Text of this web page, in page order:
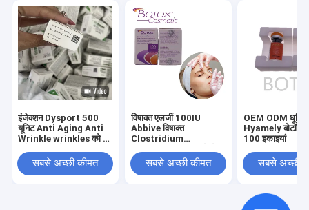
इंजेक्शन Dysport 500
यूनिट Anti Aging Anti
Wrinkle wrinkles को दूर
सूखा पाउडर
सबसे अच्छी कीमत
विषाक्त एलर्जी 100IU
Abbive विषाक्त
Clostridium
की रेखाओं को हटाने के लिए
सबसे अच्छी कीमत
OEM ODM धूमिल
Hyamely
100 इकाइयां
सबसे अच्छी